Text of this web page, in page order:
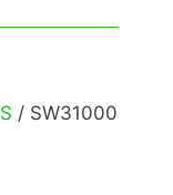
/ SW31000